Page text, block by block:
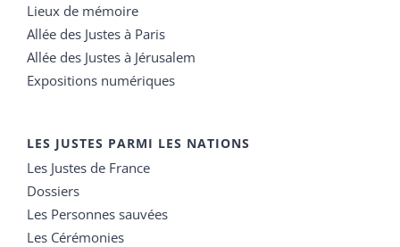
Lieux de mémoire
Allée des Justes à Paris
Allée des Justes à Jérusalem
Expositions numériques
LES JUSTES PARMI LES NATIONS
Les Justes de France
Dossiers
Les Personnes sauvées
Les Cérémonies